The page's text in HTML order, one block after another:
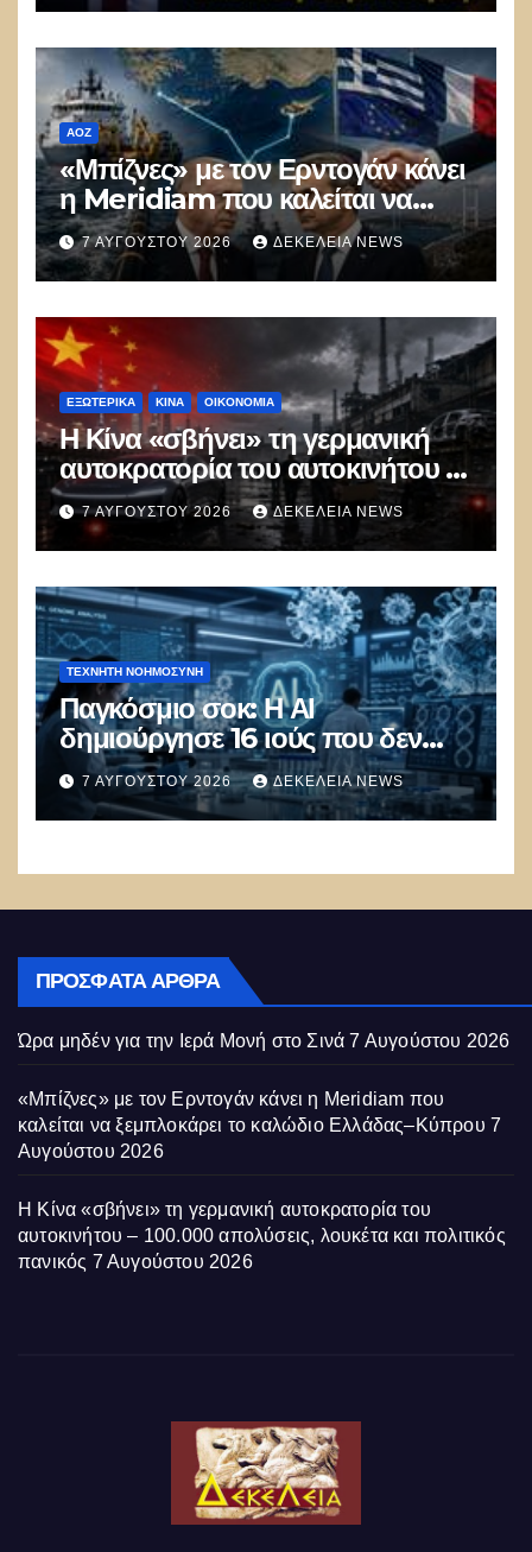
ΑΟΖ
«Μπίζνες» με τον Ερντογάν κάνει
η Meridiam που καλείται να
ξεμπλοκάρει το καλώδιο
Ελλάδας–Κύπρου
7 ΑΥΓΟΎΣΤΟΥ 2026 ΔΕΚΈΛΕΙΑ NEWS
ΕΞΩΤΕΡΙΚΑ ΚΊΝΑ ΟΙΚΟΝΟΜΙΑ
Η Κίνα «σβήνει» τη γερμανική
αυτοκρατορία του αυτοκινήτου –
100.000 απολύσεις, λουκέτα και
πολιτικός πανικός
7 ΑΥΓΟΎΣΤΟΥ 2026 ΔΕΚΈΛΕΙΑ NEWS
ΤΕΧΝΗΤΉ ΝΟΗΜΟΣΎΝΗ
Παγκόσμιο σοκ: Η ΑΙ
δημιούργησε 16 ιούς που δεν
υπάρχουν στη φύση –
Συναγερμός: Ο εφιάλτης μόλις
άρχισε
7 ΑΥΓΟΎΣΤΟΥ 2026 ΔΕΚΈΛΕΙΑ NEWS
ΠΡΌΣΦΑΤΑ ΆΡΘΡΑ
Ώρα μηδέν για την Ιερά Μονή στο Σινά 7 Αυγούστου 2026
«Μπίζνες» με τον Ερντογάν κάνει η Meridiam που
καλείται να ξεμπλοκάρει το καλώδιο Ελλάδας–Κύπρου 7
Αυγούστου 2026
Η Κίνα «σβήνει» τη γερμανική αυτοκρατορία του
αυτοκινήτου – 100.000 απολύσεις, λουκέτα και πολιτικός
πανικός 7 Αυγούστου 2026